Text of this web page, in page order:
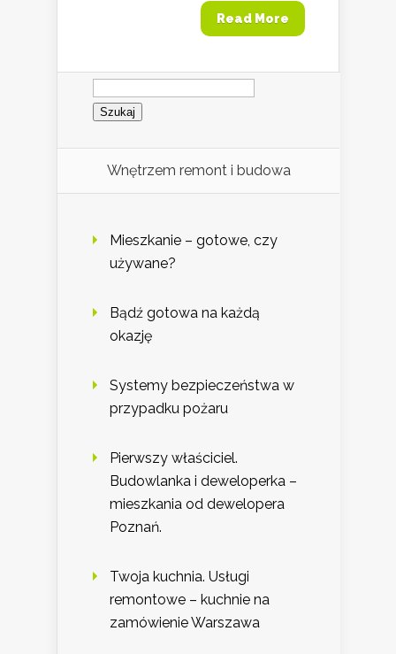
Read More
Szukaj:
Wnętrzem remont i budowa
Mieszkanie – gotowe, czy
używane?
Bądź gotowa na każdą
okazję
Systemy bezpieczeństwa w
przypadku pożaru
Pierwszy właściciel.
Budowlanka i deweloperka –
mieszkania od dewelopera
Poznań.
Twoja kuchnia. Usługi
remontowe – kuchnie na
zamówienie Warszawa